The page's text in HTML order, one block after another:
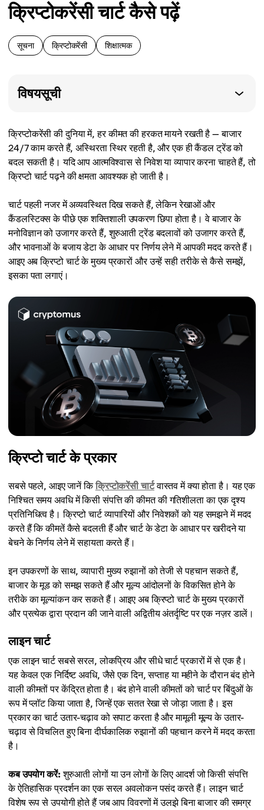
क्रिप्टोकरेंसी चार्ट कैसे पढ़ें
सूचना क्रिप्टोकरेंसी शिक्षात्मक
विषयसूची
क्रिप्टोकरेंसी की दुनिया में, हर कीमत की हरकत मायने रखती है — बाजार
24/7 काम करते हैं, अस्थिरता स्थिर रहती है, और एक ही कैंडल ट्रेंड को
बदल सकती है। यदि आप आत्मविश्वास से निवेश या व्यापार करना चाहते हैं, तो
क्रिप्टो चार्ट पढ़ने की क्षमता आवश्यक हो जाती है।
चार्ट पहली नजर में अव्यवस्थित दिख सकते हैं, लेकिन रेखाओं और
कैंडलस्टिक्स के पीछे एक शक्तिशाली उपकरण छिपा होता है। वे बाजार के
मनोविज्ञान को उजागर करते हैं, शुरुआती ट्रेंड बदलावों को उजागर करते हैं,
और भावनाओं के बजाय डेटा के आधार पर निर्णय लेने में आपकी मदद करते हैं।
आइए अब क्रिप्टो चार्ट के मुख्य प्रकारों और उन्हें सही तरीके से कैसे समझें,
इसका पता लगाएं।
क्रिप्टो चार्ट के प्रकार
सबसे पहले, आइए जानें किक्रिप्टोकरेंसी चार्टवास्तव में क्या होता है। यह एक
निश्चित समय अवधि में किसी संपत्ति की कीमत की गतिशीलता का एक दृश्य
प्रतिनिधित्व है। क्रिप्टो चार्ट व्यापारियों और निवेशकों को यह समझने में मदद
करते हैं कि कीमतें कैसे बदलती हैं और चार्ट के डेटा के आधार पर खरीदने या
बेचने के निर्णय लेने में सहायता करते हैं।
इन उपकरणों के साथ, व्यापारी मुख्य रुझानों को तेजी से पहचान सकते हैं,
बाजार के मूड को समझ सकते हैं और मूल्य आंदोलनों के विकसित होने के
तरीके का मूल्यांकन कर सकते हैं। आइए अब क्रिप्टो चार्ट के मुख्य प्रकारों
और प्रत्येक द्वारा प्रदान की जाने वाली अद्वितीय अंतर्दृष्टि पर एक नज़र डालें।
लाइन चार्ट
एक लाइन चार्ट सबसे सरल, लोकप्रिय और सीधे चार्ट प्रकारों में से एक है।
यह केवल एक निर्दिष्ट अवधि, जैसे एक दिन, सप्ताह या महीने के दौरान बंद होने
वाली कीमतों पर केंद्रित होता है। बंद होने वाली कीमतों को चार्ट पर बिंदुओं के
रूप में प्लॉट किया जाता है, जिन्हें एक सतत रेखा से जोड़ा जाता है। इस
प्रकार का चार्ट उतार-चढ़ाव को सपाट करता है और मामूली मूल्य के उतार-
चढ़ाव से विचलित हुए बिना दीर्घकालिक रुझानों की पहचान करने में मदद करता
है।
कब उपयोग करें: शुरुआती लोगों या उन लोगों के लिए आदर्श जो किसी संपत्ति
के ऐतिहासिक प्रदर्शन का एक सरल अवलोकन पसंद करते हैं। लाइन चार्ट
विशेष रूप से उपयोगी होते हैं जब आप विवरणों में उलझे बिना बाजार की समग्र